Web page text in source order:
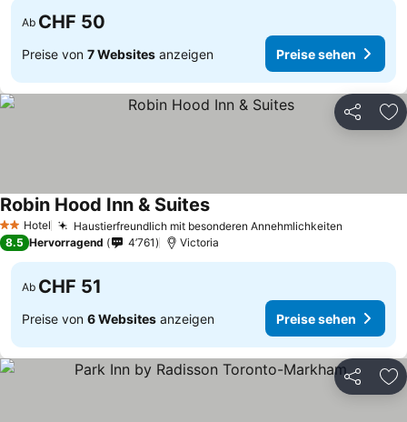
Ab CHF 50
Preise von 7 Websites anzeigen Preise sehen
Teilen
2 Sterne
Hotel Haustierfreundlich mit besonderen Annehmlichkeiten
Robin Hood Inn & Suites
8.5 Hervorragend 4’761 Victoria
Ab CHF 51
Preise von 6 Websites anzeigen Preise sehen
Teilen